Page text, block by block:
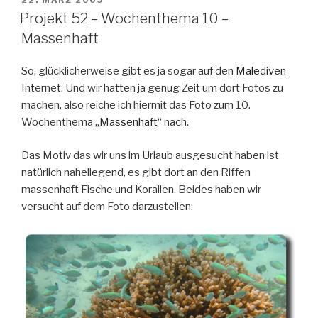
11
–
AM
Projekt 52 – Wochenthema 10 –
Massenhaft
So, glücklicherweise gibt es ja sogar auf den Malediven
Internet. Und wir hatten ja genug Zeit um dort Fotos zu
machen, also reiche ich hiermit das Foto zum 10.
Wochenthema „Massenhaft“ nach.
Das Motiv das wir uns im Urlaub ausgesucht haben ist
natürlich naheliegend, es gibt dort an den Riffen
massenhaft Fische und Korallen. Beides haben wir
versucht auf dem Foto darzustellen: